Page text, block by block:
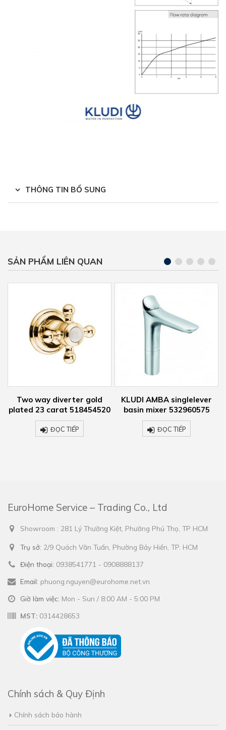
THÔNG TIN BỔ SUNG
SẢN PHẨM LIÊN QUAN
Two way diverter gold
plated 23 carat 518454520
ĐỌC TIẾP
KLUDI AMBA singlelever
basin mixer 532960575
ĐỌC TIẾP
EuroHome Service – Trading Co., Ltd
Showroom : 281 Lý Thường Kiệt, Phường Phú Thọ, TP HCM
Trụ sở: 2/9 Quách Văn Tuấn, Phường Bảy Hiền, TP. HCM
Điện thoại: 0938541771 - 0908888137
Email: phuong.nguyen@eurohome.net.vn
Giờ làm việc: Mon - Sun / 8:00 AM - 5:00 PM
MST: 0314428653
Chính sách & Quy Định
Chính sách bảo hành